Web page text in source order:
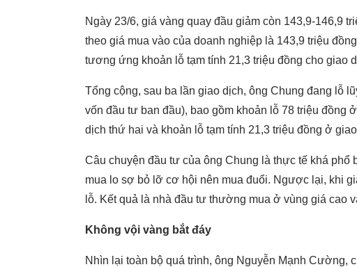
Ngày 23/6, giá vàng quay đầu giảm còn 143,9-146,9
theo giá mua vào của doanh nghiệp là 143,9 triệu
tương ứng khoản lỗ tạm tính 21,3 triệu đồng cho giao
Tổng cộng, sau ba lần giao dịch, ông Chung đang lỗ
vốn đầu tư ban đầu), bao gồm khoản lỗ 78 triệu đồng
dịch thứ hai và khoản lỗ tạm tính 21,3 triệu đồng ở
Câu chuyện đầu tư của ông Chung là thực tế khá
mua lo sợ bỏ lỡ cơ hội nên mua đuổi. Ngược lại, khi
lỗ. Kết quả là nhà đầu tư thường mua ở vùng giá cao
Không vội vàng bắt đáy
Nhìn lại toàn bộ quá trình, ông Nguyễn Mạnh Cường,